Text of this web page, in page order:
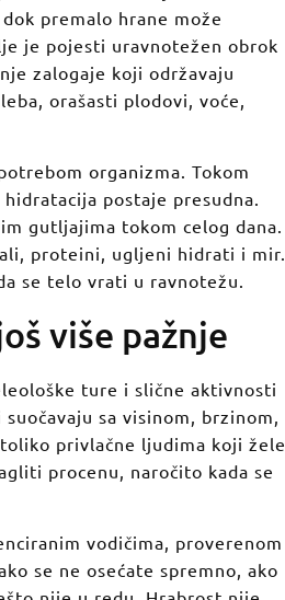
premalo hrane može
je pojesti uravnotežen obrok
zalogaje koji održavaju
orašasti plodovi, voće,
organizma. Tokom
postaje presudna.
gutljajima tokom celog dana.
proteini, ugljeni hidrati i mir.
se telo vrati u ravnotežu.
više pažnje
ture i slične aktivnosti
sa visinom, brzinom,
privlačne ljudima koji žele
procenu, naročito kada se
vodičima, proverenom
se ne osećate spremno, ako